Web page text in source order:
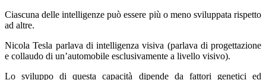
Ciascuna delle intelligenze può essere più o meno sviluppata rispetto
ad altre.
Nicola Tesla parlava di intelligenza visiva (parlava di progettazione
e collaudo di un’automobile esclusivamente a livello visivo).
Lo sviluppo di questa capacità dipende da fattori genetici ed